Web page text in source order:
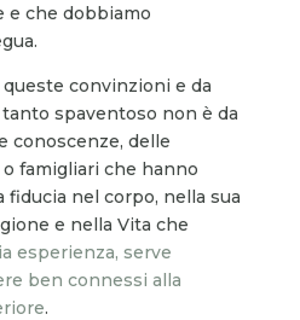
e che dobbiamo
convinzioni e da
spaventoso non è da
conoscenze, delle
famigliari che hanno
nel corpo, nella sua
e nella Vita che
esperienza, serve
ben connessi alla
.